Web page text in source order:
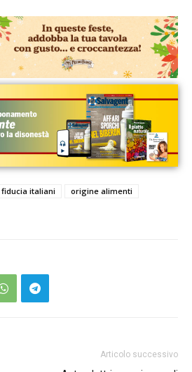
fiducia italiani
origine alimenti
Articolo successivo